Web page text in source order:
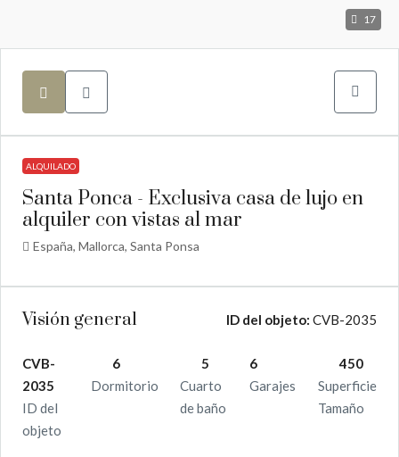
17
ALQUILADO
Santa Ponca - Exclusiva casa de lujo en
alquiler con vistas al mar
España, Mallorca, Santa Ponsa
Visión general ID del objeto: CVB-2035
CVB-
2035
ID del
objeto
6
Dormitorio
5
Cuarto
de baño
6
Garajes
450
Superficie
Tamaño